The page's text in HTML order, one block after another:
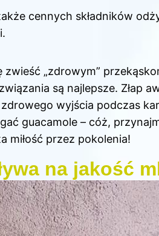
cennych składników
zwieść „zdrowym”
są najlepsze. Złap
wyjścia podczas
guacamole – cóż,
miłość przez pokolenia!
na jakość